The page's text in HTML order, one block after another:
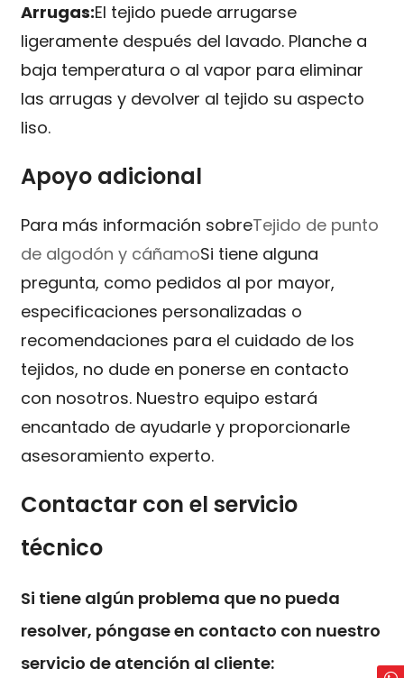
Arrugas:El tejido puede arrugarse
ligeramente después del lavado. Planche a
baja temperatura o al vapor para eliminar
las arrugas y devolver al tejido su aspecto
liso.
Apoyo adicional
Para más información sobreTejido de punto
de algodón y cáñamoSi tiene alguna
pregunta, como pedidos al por mayor,
especificaciones personalizadas o
recomendaciones para el cuidado de los
tejidos, no dude en ponerse en contacto
con nosotros. Nuestro equipo estará
encantado de ayudarle y proporcionarle
asesoramiento experto.
Contactar con el servicio
técnico
Si tiene algún problema que no pueda
resolver, póngase en contacto con nuestro
servicio de atención al cliente: